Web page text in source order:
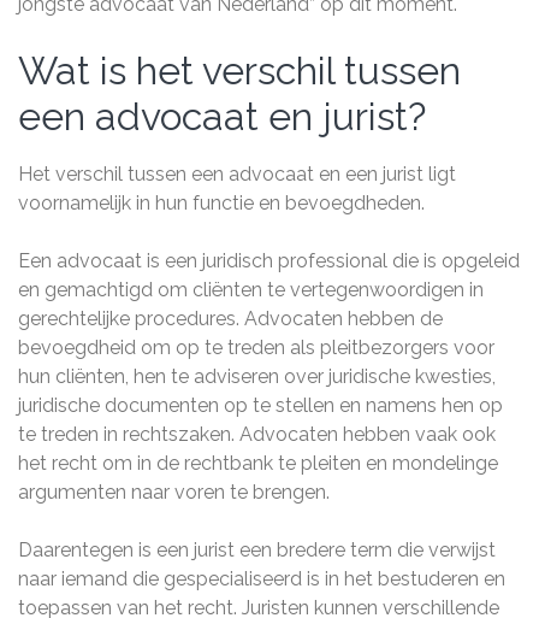
Wat is het verschil tussen
een advocaat en jurist?
Het verschil tussen een advocaat en een jurist ligt
voornamelijk in hun functie en bevoegdheden.
Een advocaat is een juridisch professional die is opgeleid
en gemachtigd om cliënten te vertegenwoordigen in
gerechtelijke procedures. Advocaten hebben de
bevoegdheid om op te treden als pleitbezorgers voor
hun cliënten, hen te adviseren over juridische kwesties,
juridische documenten op te stellen en namens hen op
te treden in rechtszaken. Advocaten hebben vaak ook
het recht om in de rechtbank te pleiten en mondelinge
argumenten naar voren te brengen.
Daarentegen is een jurist een bredere term die verwijst
naar iemand die gespecialiseerd is in het bestuderen en
toepassen van het recht. Juristen kunnen verschillende